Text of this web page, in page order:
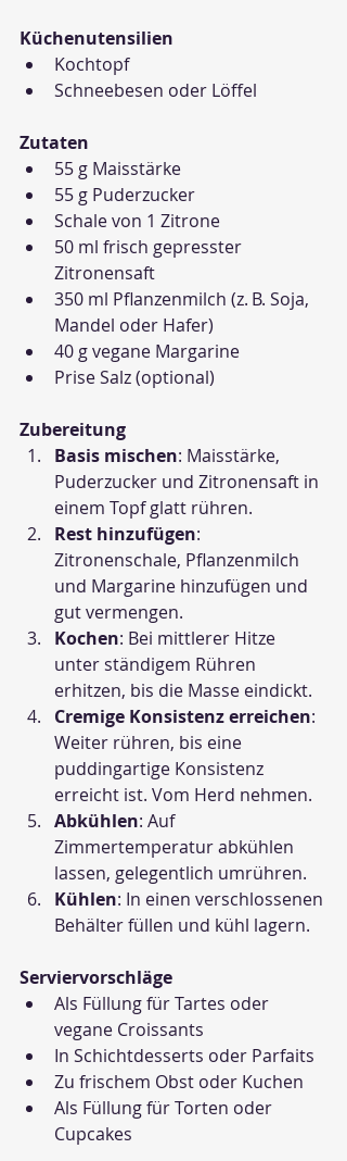
Küchenutensilien
Kochtopf
Schneebesen oder Löffel
Zutaten
55 g Maisstärke
55 g Puderzucker
Schale von 1 Zitrone
50 ml frisch gepresster
Zitronensaft
350 ml Pflanzenmilch (z. B. Soja,
Mandel oder Hafer)
40 g vegane Margarine
Prise Salz (optional)
Zubereitung
Basis mischen: Maisstärke,
Puderzucker und Zitronensaft in
einem Topf glatt rühren.
Rest hinzufügen:
Zitronenschale, Pflanzenmilch
und Margarine hinzufügen und
gut vermengen.
Kochen: Bei mittlerer Hitze
unter ständigem Rühren
erhitzen, bis die Masse eindickt.
Cremige Konsistenz erreichen:
Weiter rühren, bis eine
puddingartige Konsistenz
erreicht ist. Vom Herd nehmen.
Abkühlen: Auf
Zimmertemperatur abkühlen
lassen, gelegentlich umrühren.
Kühlen: In einen verschlossenen
Behälter füllen und kühl lagern.
Serviervorschläge
Als Füllung für Tartes oder
vegane Croissants
In Schichtdesserts oder Parfaits
Zu frischem Obst oder Kuchen
Als Füllung für Torten oder
Cupcakes